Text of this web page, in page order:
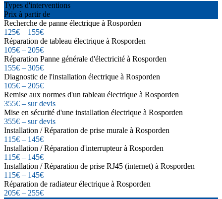
Types d'interventions
Prix à partir de
Recherche de panne électrique à Rosporden
125€ – 155€
Réparation de tableau électrique à Rosporden
105€ – 205€
Réparation Panne générale d'électricité à Rosporden
155€ – 305€
Diagnostic de l'installation électrique à Rosporden
105€ – 205€
Remise aux normes d'un tableau électrique à Rosporden
355€ – sur devis
Mise en sécurité d'une installation électrique à Rosporden
355€ – sur devis
Installation / Réparation de prise murale à Rosporden
115€ – 145€
Installation / Réparation d'interrupteur à Rosporden
115€ – 145€
Installation / Réparation de prise RJ45 (internet) à Rosporden
115€ – 145€
Réparation de radiateur électrique à Rosporden
205€ – 255€